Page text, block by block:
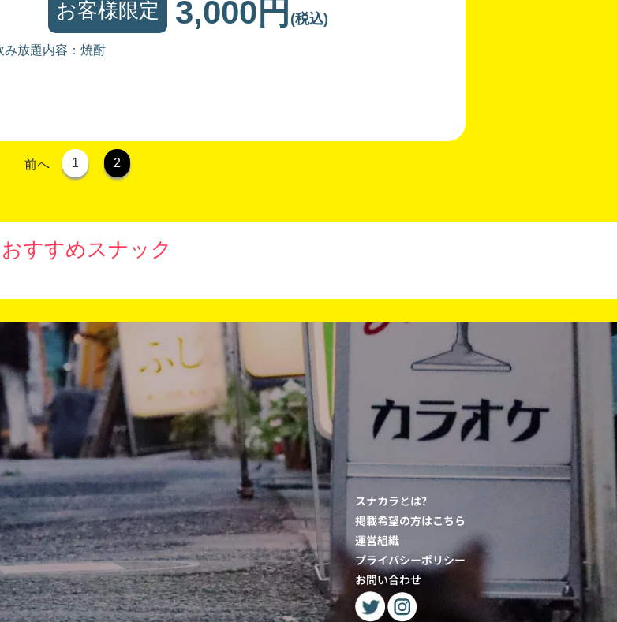
お客様限定
3,000円 (税込)
み放題内容：焼酎
前へ 1 2
おすすめスナック
スナカラとは?
掲載希望の方はこちら
運営組織
プライバシーポリシー
お問い合わせ